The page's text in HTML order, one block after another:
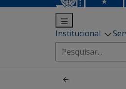
Institucional
Pesquisar
por: